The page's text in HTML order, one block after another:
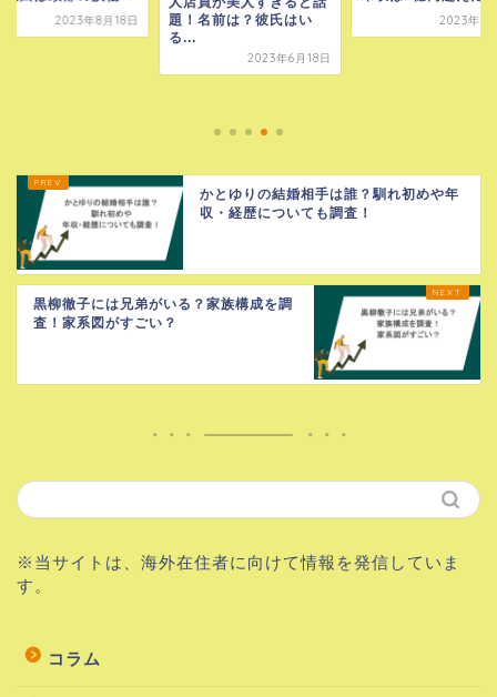
名前は？彼氏はい
2023年9月10日
【千葉ホグワーズ】
かとゆりの結婚相手は誰？馴れ初めや年
収・経歴についても調査！
黒柳徹子には兄弟がいる？家族構成を調
査！家系図がすごい？
※当サイトは、海外在住者に向けて情報を発信していま
す。
コラム